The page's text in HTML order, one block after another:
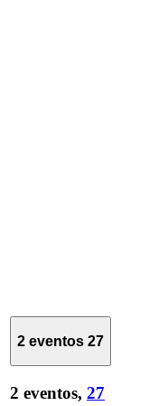
2 eventos 27
2 eventos, 27